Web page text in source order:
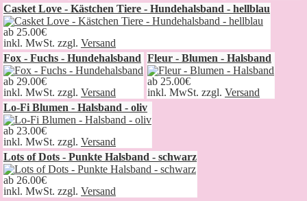
Casket Love - Kästchen Tiere - Hundehalsband - hellblau
ab 25.00€
inkl. MwSt. zzgl. Versand
Fox - Fuchs - Hundehalsband
ab 29.00€
inkl. MwSt. zzgl. Versand
Fleur - Blumen - Halsband
ab 25.00€
inkl. MwSt. zzgl. Versand
Lo-Fi Blumen - Halsband - oliv
ab 23.00€
inkl. MwSt. zzgl. Versand
Lots of Dots - Punkte Halsband - schwarz
ab 26.00€
inkl. MwSt. zzgl. Versand